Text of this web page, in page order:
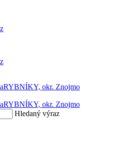
RYBNÍKY, okr. Znojmo
RYBNÍKY, okr. Znojmo
Hledaný výraz